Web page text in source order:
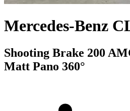
Mercedes-Benz
Shooting Brake 200
Matt Pano 360°